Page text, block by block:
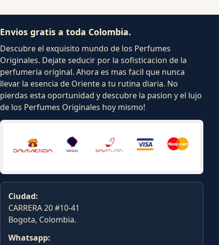
Envios gratis a toda Colombia.
Descubre el exquisito mundo de los Perfumes
Originales. Dejate seducir por la sofisticacion de la
perfumeria original. Ahora es mas facil que nunca
llevar la esencia de Oriente a tu rutina diaria. No
pierdas esta oportunidad y descubre la pasion y el lujo
de los Perfumes Originales hoy mismo!
Ciudad:
CARRERA 20 #10-41
Bogota, Colombia.
Whatsapp: